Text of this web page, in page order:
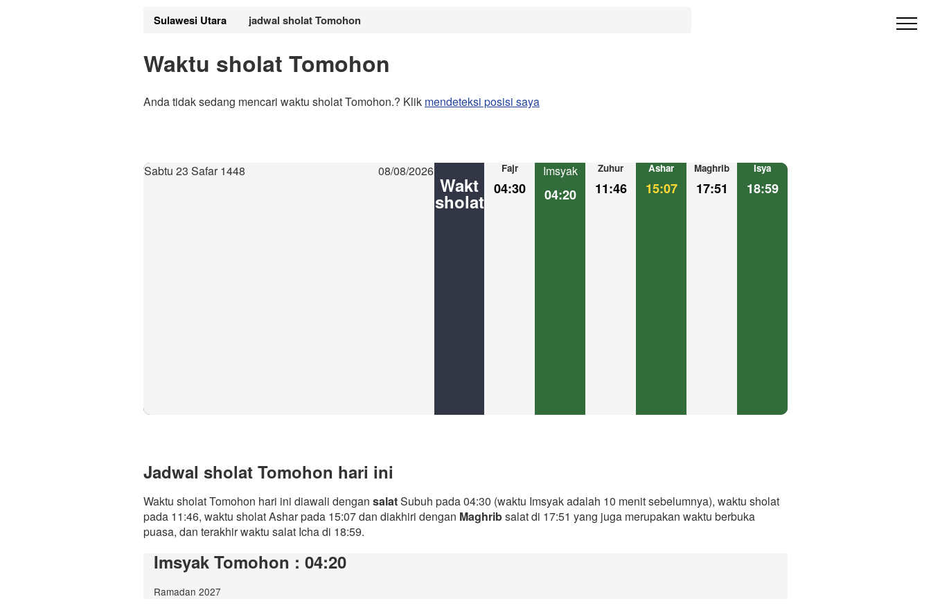
Sulawesi Utara jadwal sholat Tomohon
Waktu sholat Tomohon
Anda tidak sedang mencari waktu sholat Tomohon.? Klik mendeteksi posisi saya
Sabtu 23 Safar 1448 08/08/2026
Wakt
sholat
Fajr
04:30
Imsyak
04:20
Zuhur
11:46
Ashar
15:07
Maghrib
17:51
Isya
18:59
Jadwal sholat Tomohon hari ini
Waktu sholat Tomohon hari ini diawali dengan salatSubuh pada 04:30 (waktu Imsyak adalah 10 menit sebelumnya), waktu sholat
pada 11:46, waktu sholat Ashar pada 15:07 dan diakhiri dengan Maghribsalat di 17:51 yang juga merupakan waktu berbuka
puasa, dan terakhir waktu salat Icha di 18:59.
Imsyak Tomohon : 04:20
Ramadan 2027